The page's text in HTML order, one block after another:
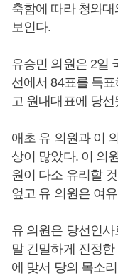
축함에 따라 청와
보인다.
유승민 의원은 2일
선에서 84표를 득
고 원내대표에 당선
애초 유 의원과 이
상이 많았다. 이 의
원이 다소 유리할
엎고 유 의원은 여
유 의원은 당선인
말 긴밀하게 진정한
에 맞서 당의 목소